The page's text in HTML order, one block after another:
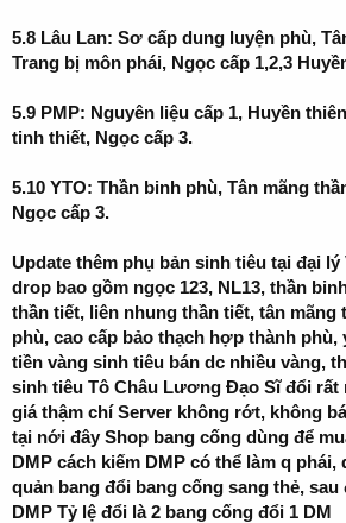
5.8 Lâu Lan: Sơ cấp dung luyện phù,
Trang bị môn phái, Ngọc cấp 1,2,3
5.9 PMP: Nguyên liệu cấp 1, Huyền
tinh thiết, Ngọc cấp 3.
5.10 YTO: Thần binh phù, Tân mãng
Ngọc cấp 3.
Update thêm phụ bản sinh tiêu tại đại lý
drop bao gồm ngọc 123, NL13, thần
thần tiết, liên nhung thần tiết, tân mãng
phù, cao cấp bảo thạch hợp thành phù,
tiền vàng sinh tiêu bán dc nhiều vàng,
sinh tiêu Tô Châu Lương Đạo Sĩ đổi rất
giá thậm chí Server không rớt, không
tại nới đây Shop bang cống dùng để
DMP cách kiếm DMP có thể làm q
quản bang đổi bang cống sang thẻ, sau
DMP Tỷ lệ đổi là 2 bang cống đổi 1 DM